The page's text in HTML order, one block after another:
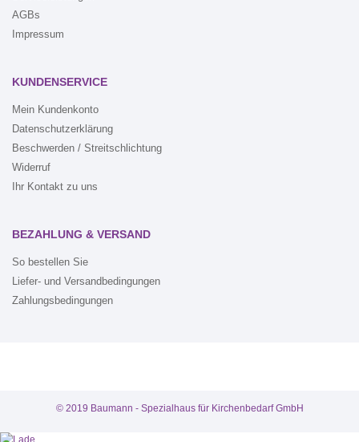
AGBs
Impressum
KUNDENSERVICE
Mein Kundenkonto
Datenschutzerklärung
Beschwerden / Streitschlichtung
Widerruf
Ihr Kontakt zu uns
BEZAHLUNG & VERSAND
So bestellen Sie
Liefer- und Versandbedingungen
Zahlungsbedingungen
© 2019 Baumann - Spezialhaus für Kirchenbedarf GmbH